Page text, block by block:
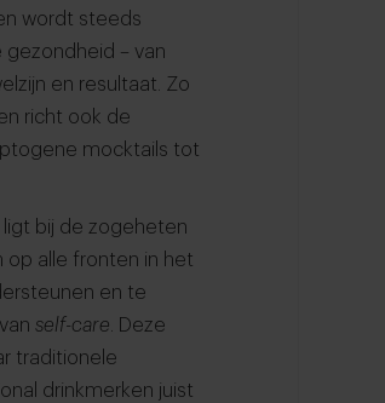
wordt steeds
gezondheid – van
en resultaat. Zo
richt ook de
mocktails tot
ligt bij de zogeheten
op alle fronten in het
en te
self-care . Deze
traditionele
drinkmerken juist